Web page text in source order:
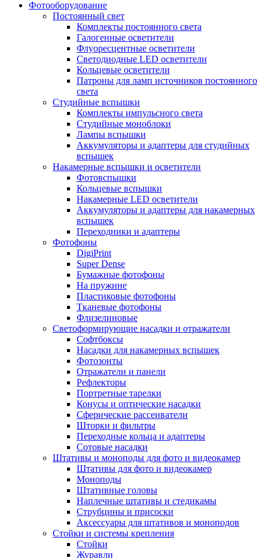
Фотооборудование
Постоянный свет
Комплекты постоянного света
Галогенные осветители
Флуоресцентные осветители
Светодиодные LED осветители
Кольцевые осветители
Патроны для ламп источников постоянного
света
Студийные вспышки
Комплекты импульсного света
Студийные моноблоки
Лампы вспышки
Аккумуляторы и адаптеры для студийных
вспышек
Накамерные вспышки и осветители
Фотовспышки
Кольцевые вспышки
Накамерные LED осветители
Аккумуляторы и адаптеры для накамерных
вспышек
Переходники и адаптеры
Фотофоны
DigiPrint
Super Dense
Бумажные фотофоны
На пружине
Пластиковые фотофоны
Тканевые фотофоны
Флизелиновые
Светоформирующие насадки и отражатели
Софтбоксы
Насадки для накамерных вспышек
Фотозонты
Отражатели и панели
Рефлекторы
Портретные тарелки
Конусы и оптические насадки
Сферические рассеиватели
Шторки и фильтры
Переходные кольца и адаптеры
Сотовые насадки
Штативы и моноподы для фото и видеокамер
Штативы для фото и видеокамер
Моноподы
Штативные головы
Наплечные штативы и стедикамы
Струбцины и присоски
Аксессуары для штативов и моноподов
Стойки и системы крепления
Стойки
Журавли